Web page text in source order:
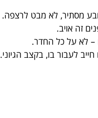
מסתיר, לא מבט לרצפה.
זה אויב.
– לא על כל החדר.
לעבור בו, בקצב הגיוני.